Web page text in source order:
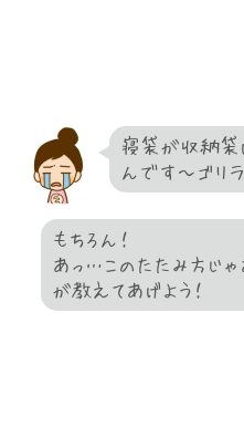
寝袋が収納袋
んです～ゴリ
もちろん！
あっ…このたたみ方じゃ
が教えてあげよう！